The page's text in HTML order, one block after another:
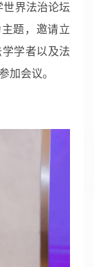
界法治论坛
题，邀请立
学者以及法
加会议。